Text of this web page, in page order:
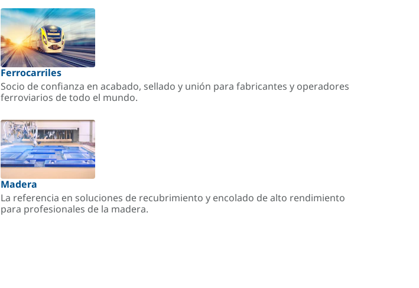
Ferrocarriles
Socio de confianza en acabado, sellado y unión para fabricantes y operadores
ferroviarios de todo el mundo.
Madera
La referencia en soluciones de recubrimiento y encolado de alto rendimiento
para profesionales de la madera.